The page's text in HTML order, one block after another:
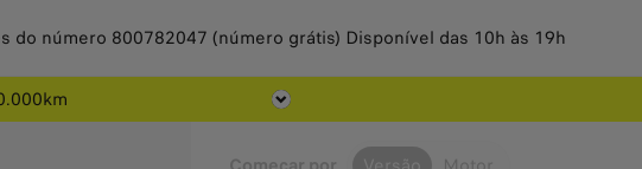
do número 800782047 (número grátis) Disponível das 10h às 19h